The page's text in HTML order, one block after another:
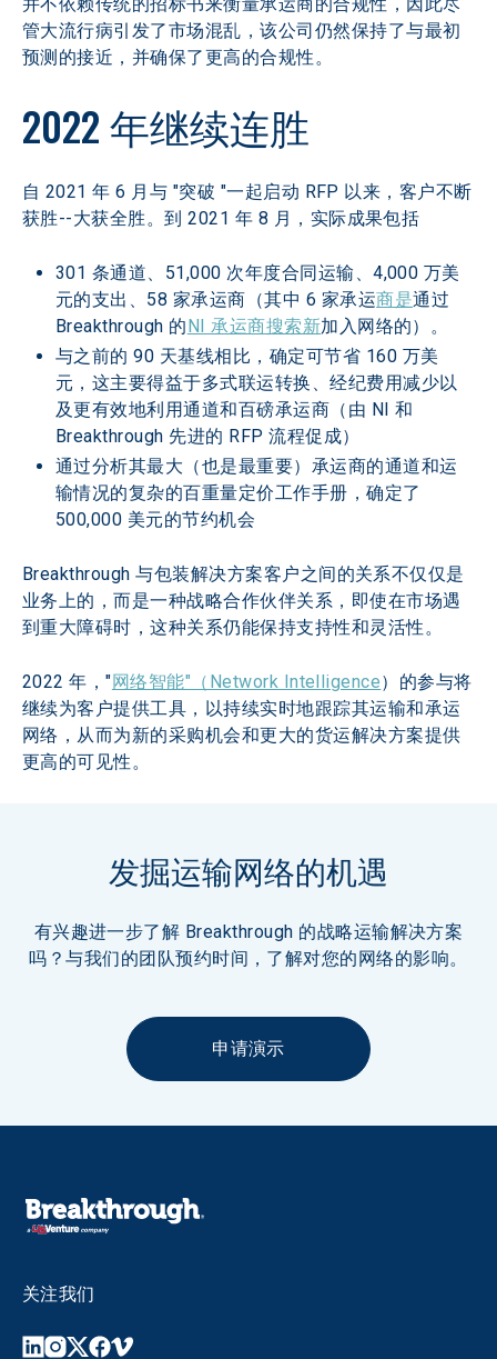
管大流行病引发了市场混乱，该公司仍然保持了与最初
预测的接近，并确保了更高的合规性。
2022 年继续连胜
自 2021 年 6 月与 "突破 "一起启动 RFP 以来，客户不断
获胜--大获全胜。到 2021 年 8 月，实际成果包括
301 条通道、51,000 次年度合同运输、4,000 万美
元的支出、58 家承运商（其中 6 家承运商是通过
Breakthrough 的NI 承运商搜索新加入网络的）。
与之前的 90 天基线相比，确定可节省 160 万美
元，这主要得益于多式联运转换、经纪费用减少以
及更有效地利用通道和百磅承运商（由 NI 和
Breakthrough 先进的 RFP 流程促成）
通过分析其最大（也是最重要）承运商的通道和运
输情况的复杂的百重量定价工作手册，确定了
500,000 美元的节约机会
Breakthrough 与包装解决方案客户之间的关系不仅仅是
业务上的，而是一种战略合作伙伴关系，即使在市场遇
到重大障碍时，这种关系仍能保持支持性和灵活性。
2022 年，"网络智能"（Network Intelligence）的参与将
继续为客户提供工具，以持续实时地跟踪其运输和承运
网络，从而为新的采购机会和更大的货运解决方案提供
更高的可见性。
发掘运输网络的机遇
有兴趣进一步了解 Breakthrough 的战略运输解决方案
吗？与我们的团队预约时间，了解对您的网络的影响。
申请演示
关注我们